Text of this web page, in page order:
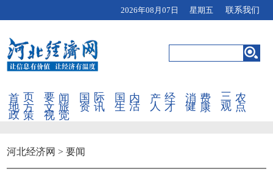
2026年08月07日 星期五 联系我们
地方 文旅 资讯 生活 人才 健康 观点
政策 视觉
河北经济网 >要闻